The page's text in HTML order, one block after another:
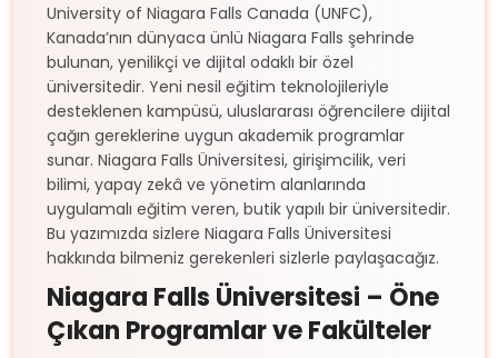
University of Niagara Falls Canada (UNFC),
Kanada’nın dünyaca ünlü Niagara Falls şehrinde
bulunan, yenilikçi ve dijital odaklı bir özel
üniversitedir. Yeni nesil eğitim teknolojileriyle
desteklenen kampüsü, uluslararası öğrencilere dijital
çağın gereklerine uygun akademik programlar
sunar. Niagara Falls Üniversitesi, girişimcilik, veri
bilimi, yapay zekâ ve yönetim alanlarında
uygulamalı eğitim veren, butik yapılı bir üniversitedir.
Bu yazımızda sizlere Niagara Falls Üniversitesi
hakkında bilmeniz gerekenleri sizlerle paylaşacağız.
Niagara Falls Üniversitesi – Öne
Çıkan Programlar ve Fakülteler